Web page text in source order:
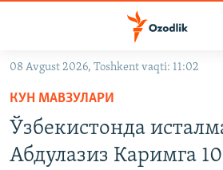
Асосий
навигацияга
ўтинг
Қидиришга
OZODVIDEO
OZODARXIV
08 Avgust 2026, Toshkent vaqti: 11:02
КУН МАВЗУЛАРИ
Ўзбекистонда
Абдулазиз Каримга